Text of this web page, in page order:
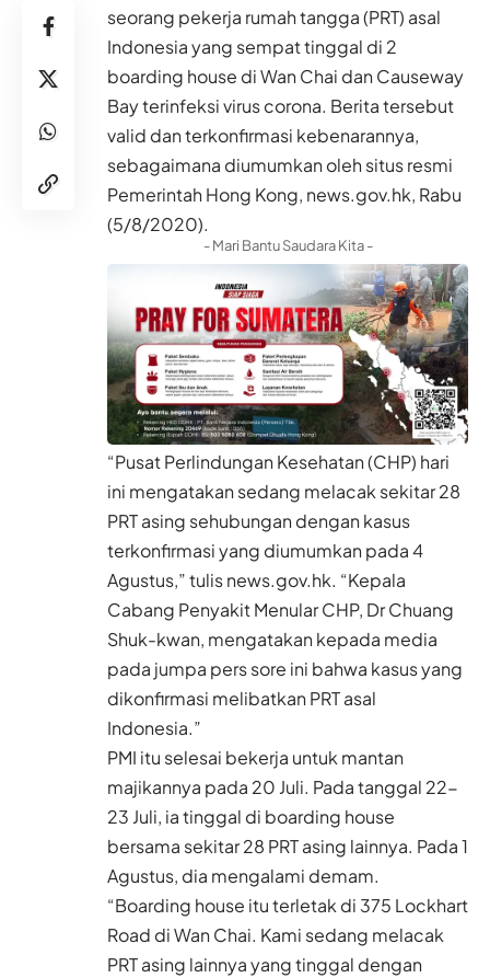
seorang pekerja rumah tangga (PRT) asal
Indonesia yang sempat tinggal di 2
boarding house di Wan Chai dan Causeway
Bay terinfeksi virus corona. Berita tersebut
valid dan terkonfirmasi kebenarannya,
sebagaimana diumumkan oleh situs resmi
Pemerintah Hong Kong, news.gov.hk, Rabu
(5/8/2020).
- Mari Bantu Saudara Kita -
“Pusat Perlindungan Kesehatan (CHP) hari
ini mengatakan sedang melacak sekitar 28
PRT asing sehubungan dengan kasus
terkonfirmasi yang diumumkan pada 4
Agustus,” tulis news.gov.hk. “Kepala
Cabang Penyakit Menular CHP, Dr Chuang
Shuk-kwan, mengatakan kepada media
pada jumpa pers sore ini bahwa kasus yang
dikonfirmasi melibatkan PRT asal
Indonesia.”
PMI itu selesai bekerja untuk mantan
majikannya pada 20 Juli. Pada tanggal 22-
23 Juli, ia tinggal di boarding house
bersama sekitar 28 PRT asing lainnya. Pada 1
Agustus, dia mengalami demam.
“Boarding house itu terletak di 375 Lockhart
Road di Wan Chai. Kami sedang melacak
PRT asing lainnya yang tinggal dengan